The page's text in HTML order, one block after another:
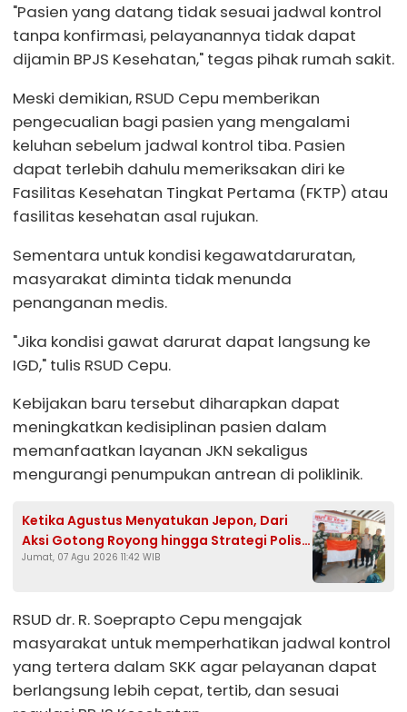
"Pasien yang datang tidak sesuai jadwal kontrol
tanpa konfirmasi, pelayanannya tidak dapat
dijamin BPJS Kesehatan," tegas pihak rumah sakit.
Meski demikian, RSUD Cepu memberikan
pengecualian bagi pasien yang mengalami
keluhan sebelum jadwal kontrol tiba. Pasien
dapat terlebih dahulu memeriksakan diri ke
Fasilitas Kesehatan Tingkat Pertama (FKTP) atau
fasilitas kesehatan asal rujukan.
Sementara untuk kondisi kegawatdaruratan,
masyarakat diminta tidak menunda
penanganan medis.
"Jika kondisi gawat darurat dapat langsung ke
IGD," tulis RSUD Cepu.
Kebijakan baru tersebut diharapkan dapat
meningkatkan kedisiplinan pasien dalam
memanfaatkan layanan JKN sekaligus
mengurangi penumpukan antrean di poliklinik.
Ketika Agustus Menyatukan Jepon, Dari
Aksi Gotong Royong hingga Strategi Polisi
Mengawal HUT Ke-81 RI
Jumat, 07 Agu 2026 11:42 WIB
RSUD dr. R. Soeprapto Cepu mengajak
masyarakat untuk memperhatikan jadwal kontrol
yang tertera dalam SKK agar pelayanan dapat
berlangsung lebih cepat, tertib, dan sesuai